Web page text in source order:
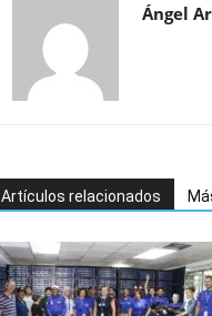
Ángel
Artículos relacionados